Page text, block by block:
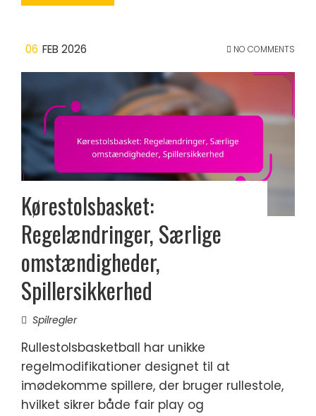
06 FEB 2026 NO COMMENTS
Kørestolsbasket:
Regelændringer, Særlige
omstændigheder,
Spillersikkerhed
Spilregler
Rullestolsbasketball har unikke
regelmodifikationer designet til at
imødekomme spillere, der bruger rullestole,
hvilket sikrer både fair play og